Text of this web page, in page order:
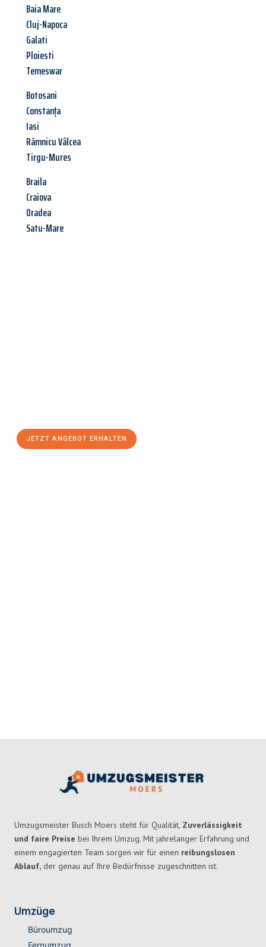
Baia Mare
Cluj-Napoca
Galati
Ploiesti
Temeswar
Botosani
Constanța
Iasi
Râmnicu Vâlcea
Tirgu-Mures
Braila
Craiova
Oradea
Satu-Mare
JETZT ANGEBOT ERHALTEN
Umzugsmeister Busch Moers steht für Qualität, Zuverlässigkeit
und faire Preise bei Ihrem Umzug. Mit jahrelanger Erfahrung und
einem engagierten Team sorgen wir für einen reibungslosen
Ablauf, der genau auf Ihre Bedürfnisse zugeschnitten ist.
Umzüge
Büroumzug